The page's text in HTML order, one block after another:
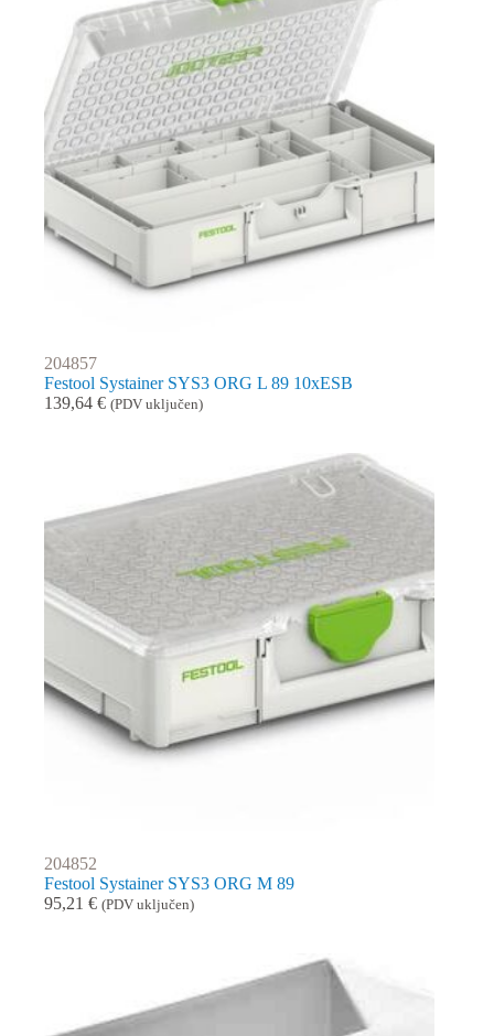
204857
Festool Systainer SYS3 ORG L 89 10xESB
139,64 € (PDV uključen)
204852
Festool Systainer SYS3 ORG M 89
95,21 € (PDV uključen)